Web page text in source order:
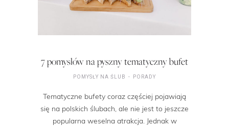
7 pomysłów na pyszny tematyczny bufet
POMYSŁY NA ŚLUB PORADY
Tematyczne bufety coraz częściej pojawiają
się na polskich ślubach, ale nie jest to jeszcze
popularna weselna atrakcja. Jednak w